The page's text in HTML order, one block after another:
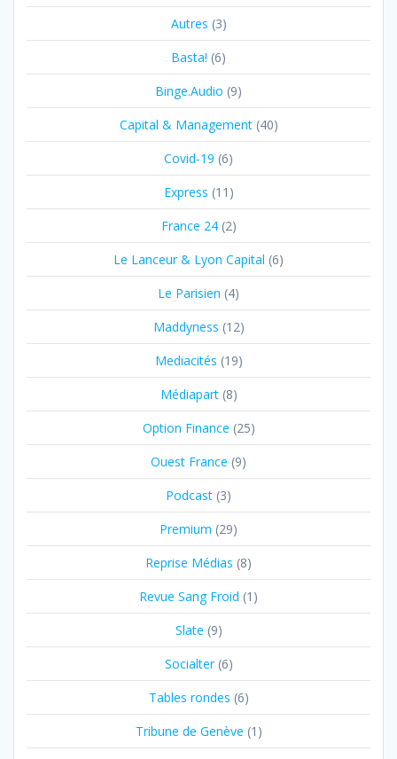
Autres (3)
Basta! (6)
Binge.Audio (9)
Capital & Management(40)
Covid-19 (6)
Express (11)
France 24(2)
Le Lanceur & Lyon Capital (6)
Le Parisien (4)
Maddyness (12)
Mediacités (19)
Médiapart(8)
Option Finance (25)
Ouest France (9)
Podcast (3)
Premium (29)
Reprise Médias (8)
Revue Sang Froid (1)
Slate (9)
Socialter(6)
Tables rondes (6)
Tribune de Genève (1)